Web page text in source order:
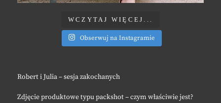
WCZYTAJ WIĘCEJ...
Obserwuj na Instagramie
Robert i Julia – sesja zakochanych
Zdjęcie produktowe typu packshot – czym właściwie jest?